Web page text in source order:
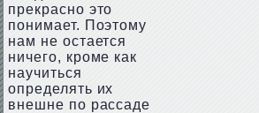
прекрасно это
понимает. Поэтому
нам не остается
ничего, кроме как
научиться
определять их
внешне по рассаде